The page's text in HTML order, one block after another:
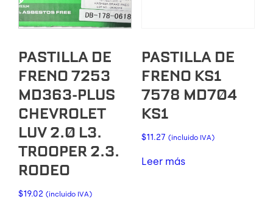
PASTILLA DE
FRENO 7253
MD363-PLUS
CHEVROLET
LUV 2.0 L3.
TROOPER 2.3.
RODEO
$19.02 (incluido IVA)
PASTILLA DE
FRENO KS1
7578 MD704
KS1
$11.27 (incluido IVA)
Leer más